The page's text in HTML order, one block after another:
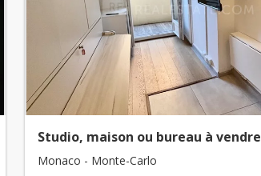
Studio, maison ou bureau à vendre
Monaco - Monte-Carlo